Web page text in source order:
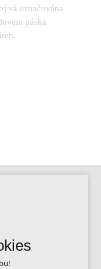
bývá označována
páska